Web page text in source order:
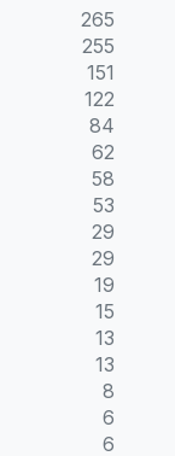
265
255
151
122
84
62
58
53
29
29
19
15
13
13
8
6
6